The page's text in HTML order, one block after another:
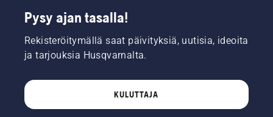
Pysy ajan tasalla!
Rekisteröitymällä saat päivityksiä, uutisia, ideoita
ja tarjouksia Husqvarnalta.
KULUTTAJA